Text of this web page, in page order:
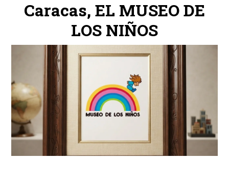
Caracas, EL MUSEO DE
LOS NIÑOS